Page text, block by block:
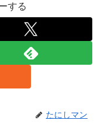
する
たにしマン